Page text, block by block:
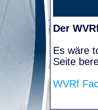
Der
Es wäre
Seite
WVRf